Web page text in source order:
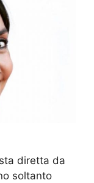
diretta da
soltanto